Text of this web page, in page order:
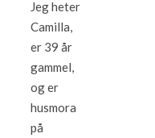
Jeg heter
Camilla,
er 39 år
gammel,
og er
husmora
på